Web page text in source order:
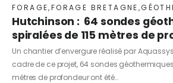
FORAGE,FORAGE BRETAGNE,
Hutchinson : 64 sondes
spiralées de 115 mètres de
Un chantier d’envergure réalisé par
cadre de ce projet, 64 sondes géothermiques
mètres de profondeur ont été…